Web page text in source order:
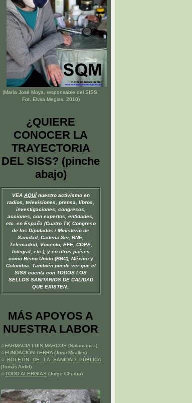
(María José Moya, responsable del SISS
Fot. Elvira Megias. 2010)
¿QUIERE
CONOCER LA
TRAYECTORIA
DEL SISS? (pinche
abajo)
VEA AQUÍnuestro activismo en
radios, televisiones, prensa, libros,
investigaciones, congresos,
acciones, con expertos, entidades,
etc. en España (Cuatro TV, Congreso
de los Diputados / Ministerio de
Sanidad, Cadena Ser, RNE,
Telemadrid, Vocento, EFE, COPE,
Integral, etc.), y en otros países
como Reino Unido (BBC), México y
Colombia. También puede ver que el
SISS cuenta con TODOS LOS
SELLOS SANITARIOS DE CALIDAD
QUE EXISTEN.
MÁS APOYOS A
NUESTRA LABOR
☆FARMACIA LUIS MARCOS (Salamanca)
☆FUNDACIÓN TERRA (Jordi Miralles)
☆ BOLETÍN DE LA SANIDAD PÚBLICA
(Tomás Ardid)
☆TODO ALERGIAS (Jorge Churba)